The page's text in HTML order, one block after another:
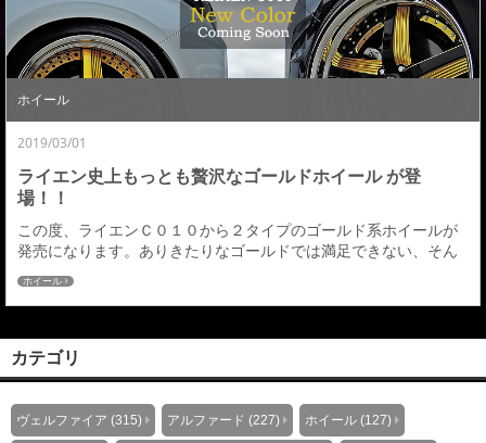
ホイール
2019/03/01
ライエン史上もっとも贅沢なゴールドホイール が登
場！！
この度、ライエンＣ０１０から２タイプのゴールド系ホイールが
発売になります。ありきたりなゴールドでは満足できない、そん
なカスタマイズ思考の強いエゴイストな方々に向けたアミスタッ
トの新色となります。どちらもゴールドクリアを施した通常の単
色ゴールド塗装では表現できない、鮮やかな発色と深みが特徴の
させていただきます。発売予定：３月中旬 アミスタット...
ホイール
カテゴリ
ヴェルファイア (315) アルファード (227) ホイール (127)